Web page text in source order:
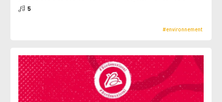
5
#environnement